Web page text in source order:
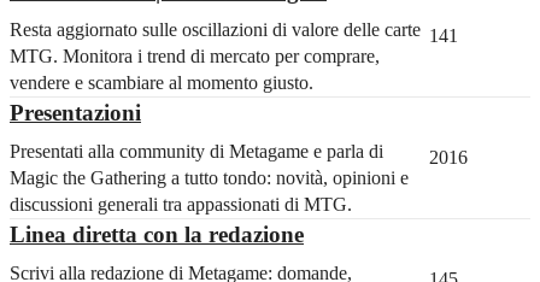
Resta aggiornato sulle oscillazioni di valore delle carte
MTG. Monitora i trend di mercato per comprare,
vendere e scambiare al momento giusto.
141
Presentazioni
Presentati alla community di Metagame e parla di
Magic the Gathering a tutto tondo: novità, opinioni e
discussioni generali tra appassionati di MTG.
2016
Linea diretta con la redazione
Scrivi alla redazione di Metagame: domande,